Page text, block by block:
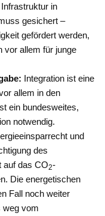
in
gesichert –
gefördert werden,
vor allem für junge
Integration ist eine
allem in den
ein bundesweites,
notwendig.
und
des
auf das CO2-
Die energetischen
Fall noch weiter
weg vom